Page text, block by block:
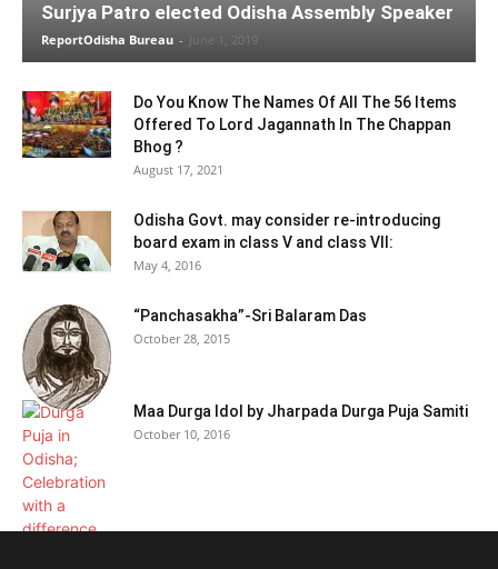
Surjya Patro elected Odisha Assembly Speaker
ReportOdisha Bureau - June 1, 2019
Do You Know The Names Of All The 56 Items
Offered To Lord Jagannath In The Chappan
Bhog ?
August 17, 2021
Odisha Govt. may consider re-introducing
board exam in class V and class VII:
May 4, 2016
“Panchasakha”-Sri Balaram Das
October 28, 2015
Maa Durga Idol by Jharpada Durga Puja Samiti
October 10, 2016